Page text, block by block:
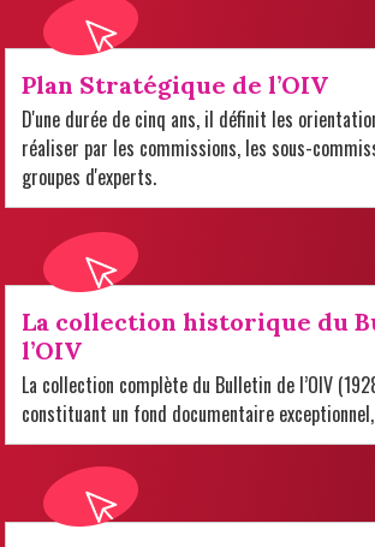
Plan Stratégique de l’OIV
D'une durée de cinq ans, il définit les
réaliser par les commissions, les sous-
groupes d'experts.
La collection historique du
l’OIV
La collection complète du Bulletin de l’OIV
constituant un fond documentaire